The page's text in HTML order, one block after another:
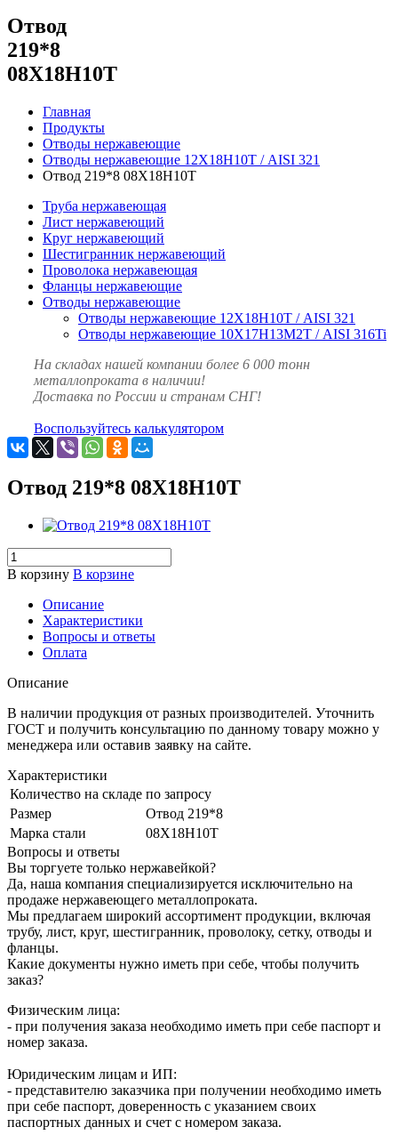
Отвод
219*8
08Х18Н10Т
Главная
Продукты
Отводы нержавеющие
Отводы нержавеющие 12Х18Н10Т / AISI 321
Отвод 219*8 08Х18Н10Т
Труба нержавеющая
Лист нержавеющий
Круг нержавеющий
Шестигранник нержавеющий
Проволока нержавеющая
Фланцы нержавеющие
Отводы нержавеющие
Отводы нержавеющие 12Х18Н10Т / AISI 321
Отводы нержавеющие 10Х17Н13М2Т / AISI 316Ti
На складах нашей компании более 6 000 тонн
металлопроката в наличии!
Доставка по России и странам СНГ!
Воспользуйтесь калькулятором
Отвод 219*8 08Х18Н10Т
В корзину В корзине
Описание
Характеристики
Вопросы и ответы
Оплата
Описание
В наличии продукция от разных производителей. Уточнить
ГОСТ и получить консультацию по данному товару можно у
менеджера или оставив заявку на сайте.
Характеристики
Количество на складе по запросу
Размер
Отвод 219*8
Марка стали
08Х18Н10Т
Вопросы и ответы
Вы торгуете только нержавейкой?
Да, наша компания специализируется исключительно на
продаже нержавеющего металлопроката.
Мы предлагаем широкий ассортимент продукции, включая
трубу, лист, круг, шестигранник, проволоку, сетку, отводы и
фланцы.
Какие документы нужно иметь при себе, чтобы получить
заказ?
Физическим лица:
- при получения заказа необходимо иметь при себе паспорт и
номер заказа.
Юридическим лицам и ИП:
- представителю заказчика при получении необходимо иметь
при себе паспорт, доверенность с указанием своих
паспортных данных и счет с номером заказа.